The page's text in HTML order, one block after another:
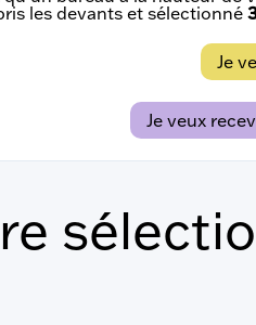
les devants et sélectionné
Je
Je veux